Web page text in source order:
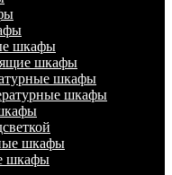
шкафы
шкафы
шкафы
шкафы
шкафы
шкафы